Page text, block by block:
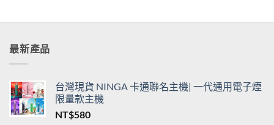
最新產品
台灣現貨 NINGA 卡通聯名主機| 一代通用電子煙
限量款主機
NT$580